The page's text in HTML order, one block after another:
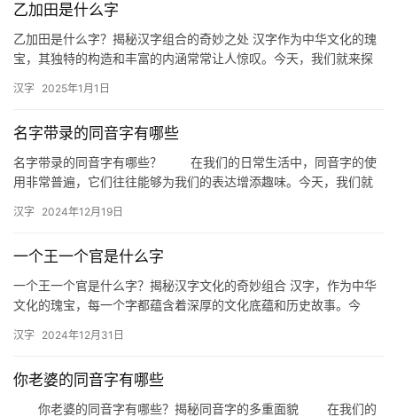
组
词
音
乙加田是什么字
乙加田是什么字？揭秘汉字组合的奇妙之处 汉字作为中华文化的瑰
宝，其独特的构造和丰富的内涵常常让人惊叹。今天，我们就来探
字结…
汉字 2025年1月1日
名字带录的同音字有哪些
名字带录的同音字有哪些？ 在我们的日常生活中，同音字的使
用非常普遍，它们往往能够为我们的表达增添趣味。今天，我们就
的…
汉字 2024年12月19日
一个王一个官是什么字
一个王一个官是什么字？揭秘汉字文化的奇妙组合 汉字，作为中华
文化的瑰宝，每一个字都蕴含着深厚的文化底蕴和历史故事。今
是…
汉字 2024年12月31日
你老婆的同音字有哪些
你老婆的同音字有哪些？揭秘同音字的多重面貌 在我们的